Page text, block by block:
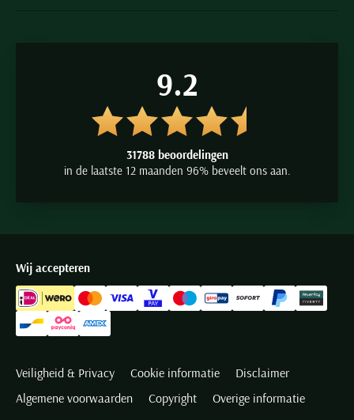
9.2
31788 beoordelingen
in de laatste 12 maanden 96% beveelt ons aan.
Wij accepteren
Veiligheid & Privacy Cookie informatie
Disclaimer
Algemene voorwaarden
Copyright Overige informatie